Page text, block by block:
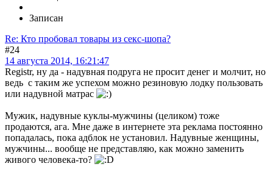
Записан
Re: Кто пробовал товары из секс-шопа?
#24
14 августа 2014, 16:21:47
Registr, ну да - надувная подруга не просит денег и молчит, но
ведь с таким же успехом можно резиновую лодку пользовать
или надувной матрас
Мужик, надувные куклы-мужчины (целиком) тоже
продаются, ага. Мне даже в интернете эта реклама постоянно
попадалась, пока адблок не установил. Надувные женщины,
мужчины... вообще не представляю, как можно заменить
живого человека-то?